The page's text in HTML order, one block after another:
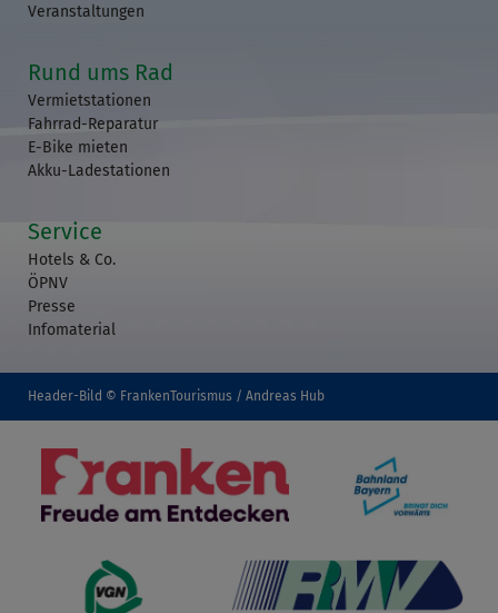
Veranstaltungen
Rund ums Rad
Vermietstationen
Fahrrad-Reparatur
E-Bike mieten
Akku-Ladestationen
Service
Hotels & Co.
ÖPNV
Presse
Infomaterial
Header-Bild © FrankenTourismus / Andreas Hub